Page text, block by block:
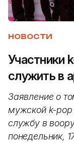
НОВОСТИ
Участники
служить в
Заявление о
мужской k-pop
службу в
понедельник,